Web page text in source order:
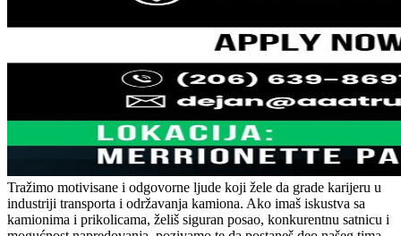
Tražimo motivisane i odgovorne ljude koji žele da grade karijeru u
industriji transporta i održavanja kamiona. Ako imaš iskustva sa
kamionima i prikolicama, želiš siguran posao, konkurentnu satnicu i